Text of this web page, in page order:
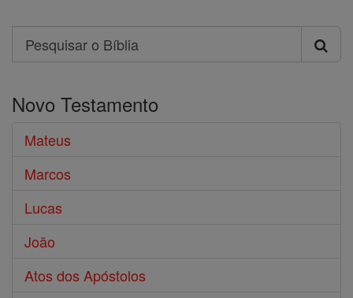
Search
Pesquisar
Bíblia
Novo Testamento
Mateus
Marcos
Lucas
João
Atos dos Apóstolos